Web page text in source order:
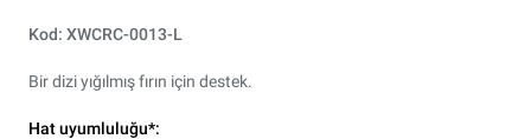
Kod: XWCRC-0013-L
Bir dizi yığılmış fırın için destek.
Hat uyumluluğu*: